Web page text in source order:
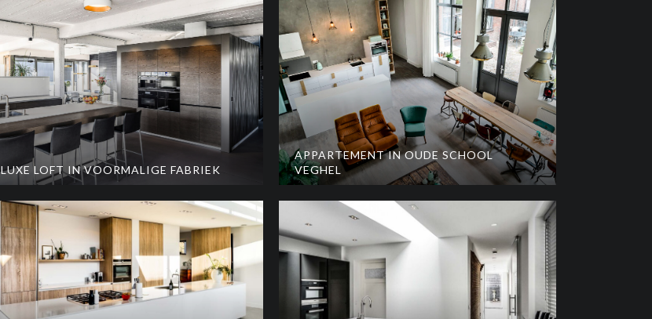
LUXE LOFT IN VOORMALIGE FABRIEK
APPARTEMENT IN OUDE SCHOOL
VEGHEL